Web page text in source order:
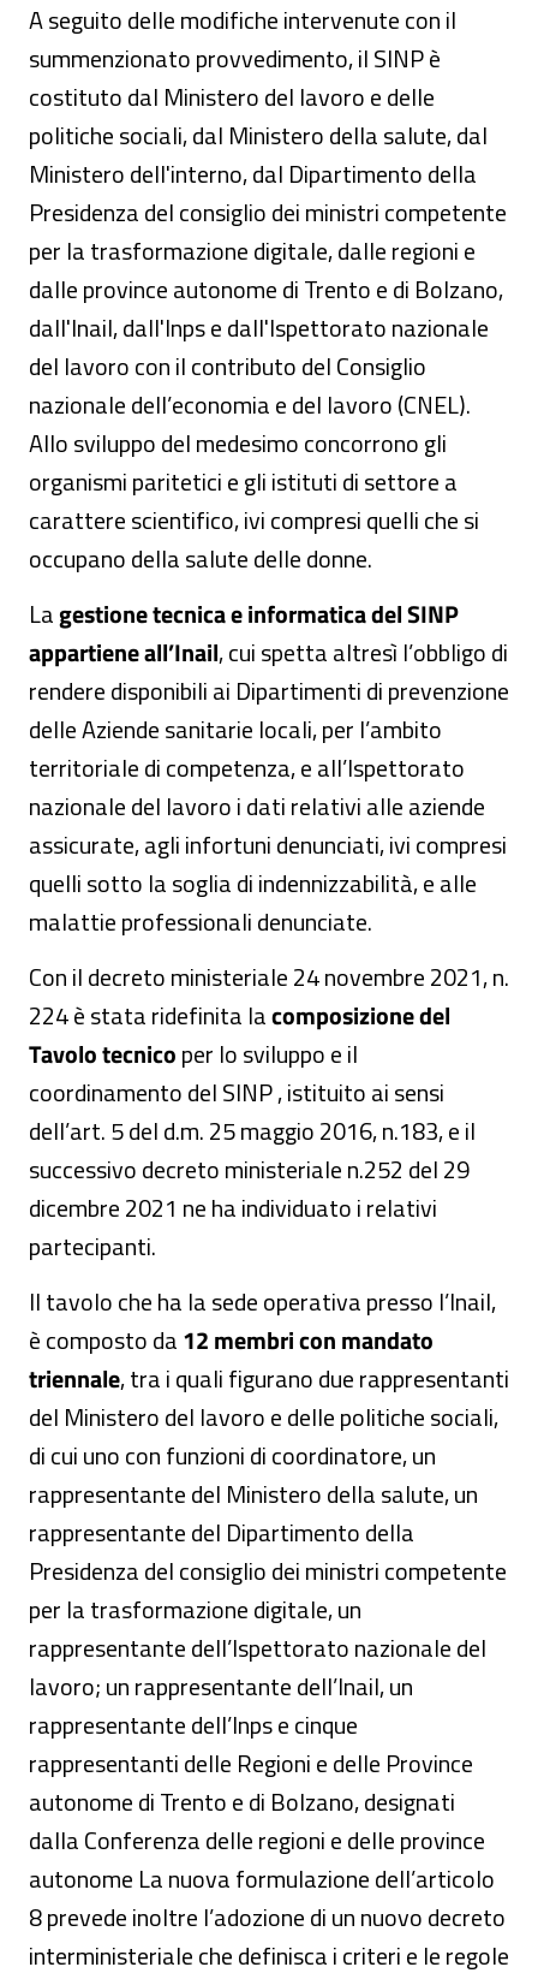
A seguito delle modifiche intervenute con il
summenzionato provvedimento, il SINP è
costituto dal Ministero del lavoro e delle
politiche sociali, dal Ministero della salute, dal
Ministero dell'interno, dal Dipartimento della
Presidenza del consiglio dei ministri competente
per la trasformazione digitale, dalle regioni e
dalle province autonome di Trento e di Bolzano,
dall'Inail, dall'Inps e dall'Ispettorato nazionale
del lavoro con il contributo del Consiglio
nazionale dell’economia e del lavoro (CNEL).
Allo sviluppo del medesimo concorrono gli
organismi paritetici e gli istituti di settore a
carattere scientifico, ivi compresi quelli che si
occupano della salute delle donne.
Lagestione tecnica e informatica del SINP
appartiene all’Inail, cui spetta altresì l’obbligo di
rendere disponibili ai Dipartimenti di prevenzione
delle Aziende sanitarie locali, per l’ambito
territoriale di competenza, e all’Ispettorato
nazionale del lavoro i dati relativi alle aziende
assicurate, agli infortuni denunciati, ivi compresi
quelli sotto la soglia di indennizzabilità, e alle
malattie professionali denunciate.
Con il decreto ministeriale 24 novembre 2021, n.
224 è stata ridefinita lacomposizione del
Tavolo tecnicoper lo sviluppo e il
coordinamento del SINP , istituito ai sensi
dell’art. 5 del d.m. 25 maggio 2016, n.183, e il
successivo decreto ministeriale n.252 del 29
dicembre 2021 ne ha individuato i relativi
partecipanti.
Il tavolo che ha la sede operativa presso l’Inail,
è composto da12 membri con mandato
triennale, tra i quali figurano due rappresentanti
del Ministero del lavoro e delle politiche sociali,
di cui uno con funzioni di coordinatore, un
rappresentante del Ministero della salute, un
rappresentante del Dipartimento della
Presidenza del consiglio dei ministri competente
per la trasformazione digitale, un
rappresentante dell’Ispettorato nazionale del
lavoro; un rappresentante dell’Inail, un
rappresentante dell’Inps e cinque
rappresentanti delle Regioni e delle Province
autonome di Trento e di Bolzano, designati
dalla Conferenza delle regioni e delle province
autonome La nuova formulazione dell’articolo
8 prevede inoltre l’adozione di un nuovo decreto
interministeriale che definisca i criteri e le regole